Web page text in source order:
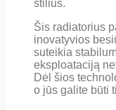
stilius.
Šis radiatorius
inovatyvios
suteikia
eksploataciją
Dėl šios
o jūs galite būti